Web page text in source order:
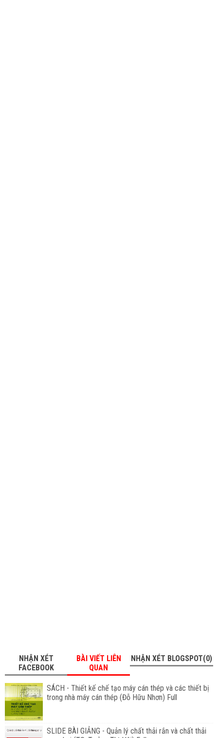
NHẬN XÉT
FACEBOOK
BÀI VIẾT LIÊN
QUAN
NHẬN XÉT BLOGSPOT(0)
SÁCH - Thiết kế chế tạo máy cán thép và các thiết bị
trong nhà máy cán thép (Đỗ Hữu Nhơn) Full
SLIDE BÀI GIẢNG - Quản lý chất thải rắn và chất thải